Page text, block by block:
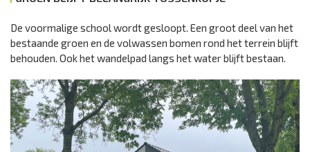
De voormalige school wordt gesloopt. Een groot deel van het
bestaande groen en de volwassen bomen rond het terrein blijft
behouden. Ook het wandelpad langs het water blijft bestaan.